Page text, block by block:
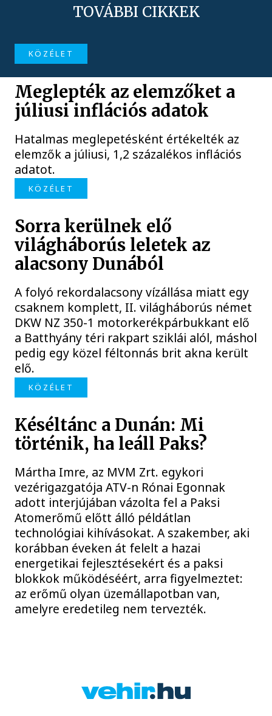
TOVÁBBI CIKKEK
KÖZÉLET
Meglepték az elemzőket a
júliusi inflációs adatok
Hatalmas meglepetésként értékelték az
elemzők a júliusi, 1,2 százalékos inflációs
adatot.
KÖZÉLET
Sorra kerülnek elő
világháborús leletek az
alacsony Dunából
A folyó rekordalacsony vízállása miatt egy
csaknem komplett, II. világháborús német
DKW NZ 350-1 motorkerékpárbukkant elő
a Batthyány téri rakpart sziklái alól, máshol
pedig egy közel féltonnás brit akna került
elő.
KÖZÉLET
Késéltánc a Dunán: Mi
történik, ha leáll Paks?
Mártha Imre, az MVM Zrt. egykori
vezérigazgatója ATV-n Rónai Egonnak
adott interjújában vázolta fel a Paksi
Atomerőmű előtt álló példátlan
technológiai kihívásokat. A szakember, aki
korábban éveken át felelt a hazai
energetikai fejlesztésekért és a paksi
blokkok működéséért, arra figyelmeztet:
az erőmű olyan üzemállapotban van,
amelyre eredetileg nem tervezték.